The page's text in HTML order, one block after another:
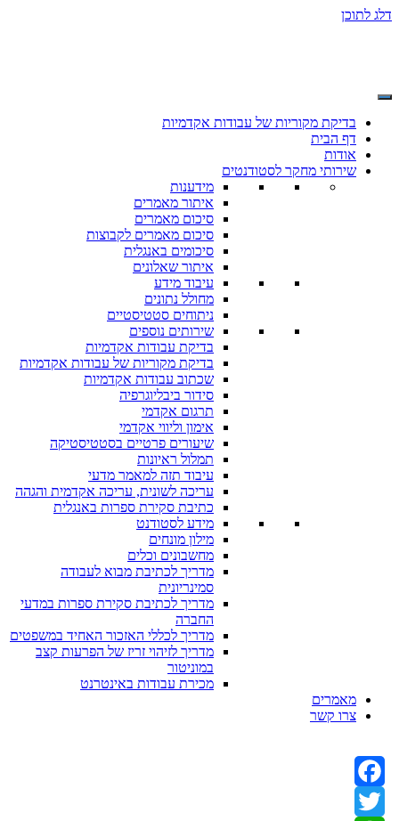
דלג לתוכן
בדיקת מקוריות של עבודות אקדמיות
דף הבית
אודות
שירותי מחקר לסטודנטים
מידענות
איתור מאמרים
סיכום מאמרים
סיכום מאמרים לקבוצות
סיכומים באנגלית
איתור שאלונים
עיבוד מידע
מחולל נתונים
ניתוחים סטטיסטיים
שירותים נוספים
בדיקת עבודות אקדמיות
בדיקת מקוריות של עבודות אקדמיות
שכתוב עבודות אקדמיות
סידור ביבליוגרפיה
תרגום אקדמי
אימון וליווי אקדמי
שיעורים פרטיים בסטטיסטיקה
תמלול ראיונות
עיבוד תזה למאמר מדעי
עריכה לשונית, עריכה אקדמית והגהה
כתיבת סקירת ספרות באנגלית
מידע לסטודנט
מילון מונחים
מחשבונים וכלים
מדריך לכתיבת מבוא לעבודה
סמינריונית
מדריך לכתיבת סקירת ספרות במדעי
החברה
מדריך לכללי האזכור האחיד במשפטים
מדריך לזיהוי זריז של הפרעות קצב
במוניטור
מכירת עבודות באינטרנט
מאמרים
צרו קשר
Facebook